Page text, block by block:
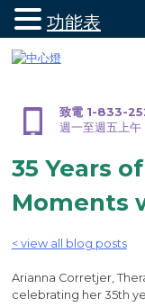
致電 1-833-
週一至週五上
35 Years
Moments
< view all blog posts
Arianna Corretjer,
celebrating her 35th
功能表